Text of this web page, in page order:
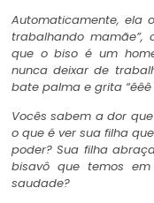
Automaticamente, ela
trabalhando
que o biso é um
nunca deixar de
bate palma e grita “êêê
Vocês sabem a dor
o que é ver sua filha
poder? Sua filha
bisavô que temos
saudade?